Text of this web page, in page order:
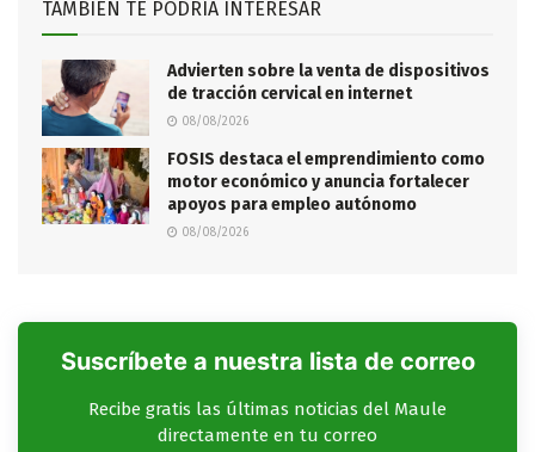
TAMBIÉN TE PODRÍA INTERESAR
Advierten sobre la venta de dispositivos
de tracción cervical en internet
08/08/2026
FOSIS destaca el emprendimiento como
motor económico y anuncia fortalecer
apoyos para empleo autónomo
08/08/2026
Suscríbete a nuestra lista de correo
Recibe gratis las últimas noticias del Maule
directamente en tu correo